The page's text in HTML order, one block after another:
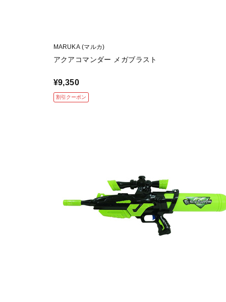
MARUKA (マルカ)
アクアコマンダー メガブラスト
¥9,350
割引クーポン